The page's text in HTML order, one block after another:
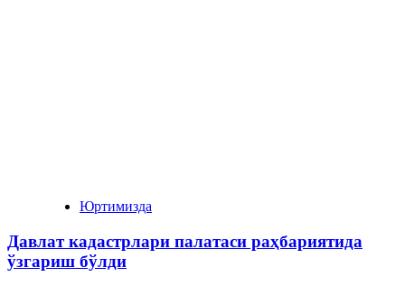
Юртимизда
Давлат кадастрлари палатаси раҳбариятида
ўзгариш бўлди